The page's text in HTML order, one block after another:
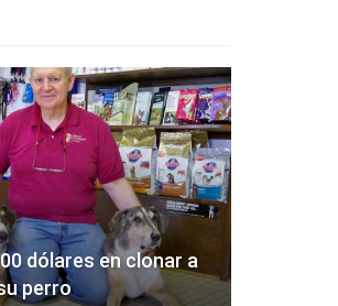
dólares en clonar a
perro